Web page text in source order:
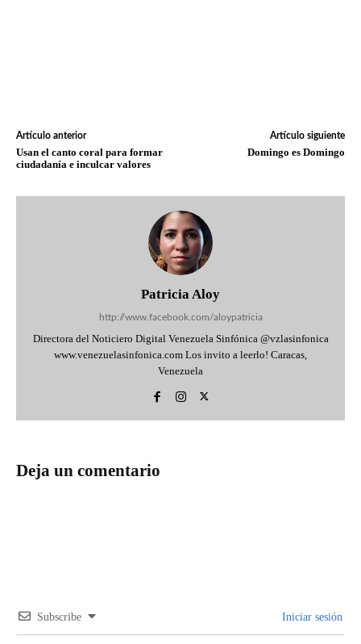
Artículo anterior
Usan el canto coral para formar
ciudadanía e inculcar valores
Artículo siguiente
Domingo es Domingo
Patricia Aloy
http://www.facebook.com/aloypatricia
Directora del Noticiero Digital Venezuela Sinfónica @vzlasinfonica
www.venezuelasinfonica.com Los invito a leerlo! Caracas,
Venezuela
Deja un comentario
Subscribe Iniciar sesión